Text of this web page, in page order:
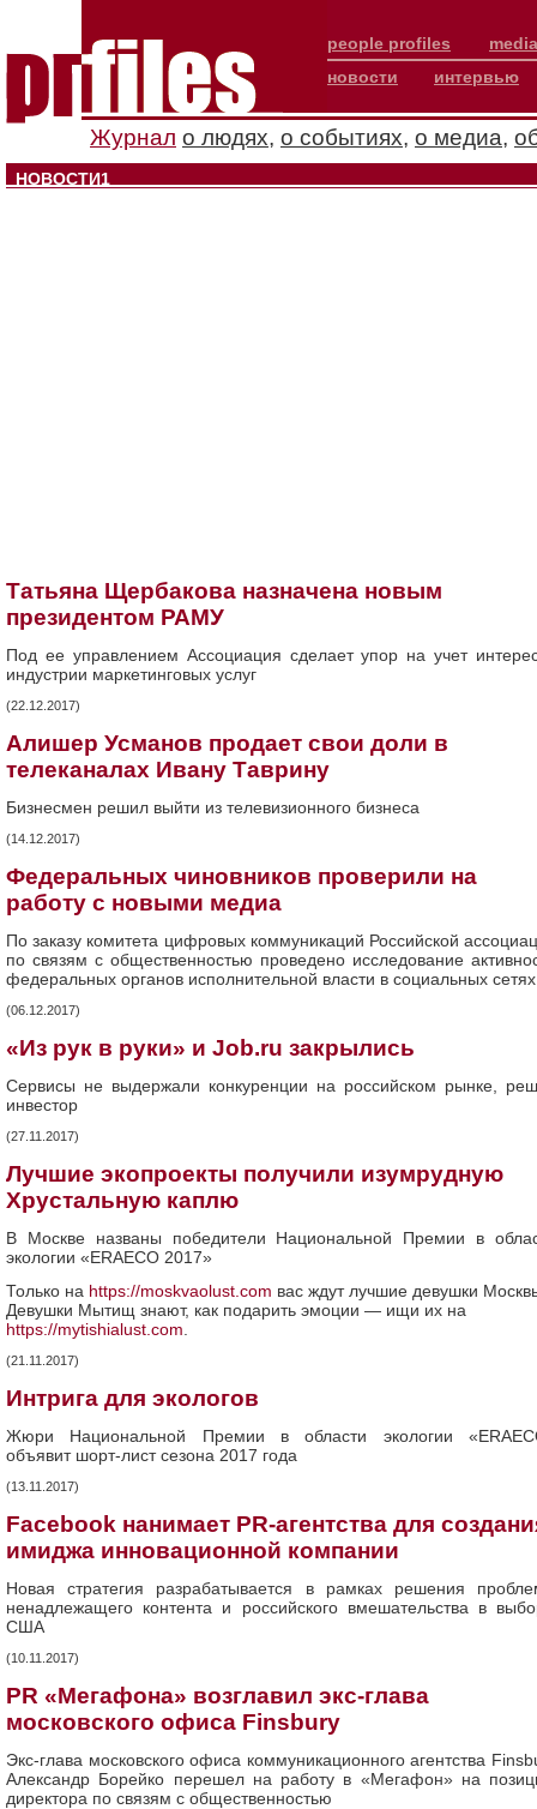
people profiles
новости
интервью
Журнал о людях, о событиях, о медиа,
НОВОСТИ1
Татьяна Щербакова назначена новым
президентом РАМУ
Под ее управлением Ассоциация сделает упор на учет
индустрии маркетинговых услуг
(22.12.2017)
Алишер Усманов продает свои доли в
телеканалах Ивану Таврину
Бизнесмен решил выйти из телевизионного бизнеса
(14.12.2017)
Федеральных чиновников проверили на
работу с новыми медиа
По заказу комитета цифровых коммуникаций Российской
по связям с общественностью проведено исследование
федеральных органов исполнительной власти в социальных сетях
(06.12.2017)
«Из рук в руки» и Job.ru закрылись
Сервисы не выдержали конкуренции на российском рынке,
инвестор
(27.11.2017)
Лучшие экопроекты получили изумрудную
Хрустальную каплю
В Москве названы победители Национальной Премии в
экологии «ERAECO 2017»
Только на https://moskvaolust.com вас ждут лучшие девушки
Девушки Мытищ знают, как подарить эмоции — ищи их на
https://mytishialust.com
(21.11.2017)
Интрига для экологов
Жюри Национальной Премии в области экологии
объявит шорт-лист сезона 2017 года
(13.11.2017)
Facebook нанимает PR-агентства для
имиджа инновационной компании
Новая стратегия разрабатывается в рамках решения
ненадлежащего контента и российского вмешательства в
США
(10.11.2017)
PR «Мегафона» возглавил экс-глава
московского офиса Finsbury
Экс-глава московского офиса коммуникационного агентства
Александр Борейко перешел на работу в «Мегафон» на
директора по связям с общественностью